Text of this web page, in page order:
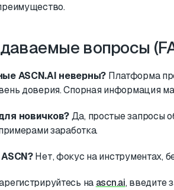
вопросы
ASCN.AI неверны? Платформа
доверия. Спорная информация
новичков?Да, простые запросы
заработка.
Нет, фокус на инструментах,
на ascn.ai, введите